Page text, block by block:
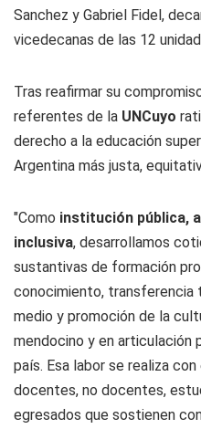
Sanchez y Gabriel Fidel,
vicedecanas de las 12
Tras reafirmar su
referentes de la UNCuyo
derecho a la educación
Argentina más justa,
"Como institución pública,
inclusiva, desarrollamos
sustantivas de formación
conocimiento, transferencia
medio y promoción de la
mendocino y en articulación
país. Esa labor se realiza con
docentes, no docentes,
egresados que sostienen